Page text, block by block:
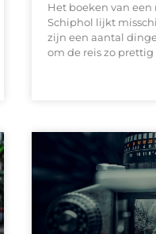
Het boeken van
Schiphol lijkt
zijn een aantal
om de reis zo